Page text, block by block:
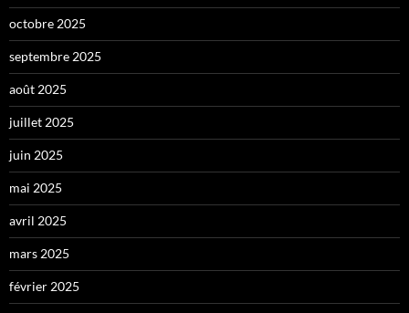
octobre 2025
septembre 2025
août 2025
juillet 2025
juin 2025
mai 2025
avril 2025
mars 2025
février 2025